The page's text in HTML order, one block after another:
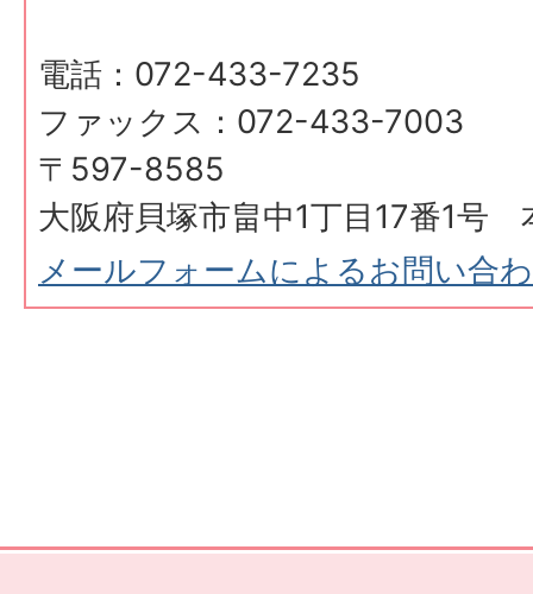
電話：072-433-7235
ファックス：072-433-7003
〒597-8585
大阪府貝塚市畠中1丁目17番1号
メールフォームによるお問い合